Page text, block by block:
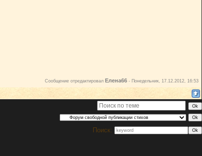
Сообщение отредактировал Елена66 - Понедельник, 17.12.2012, 16:53
Поиск: